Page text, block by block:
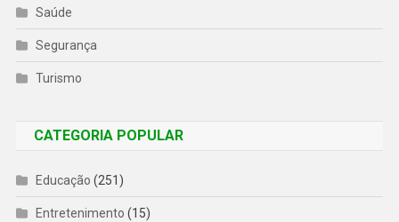
Saúde
Segurança
Turismo
CATEGORIA POPULAR
Educação (251)
Entretenimento (15)